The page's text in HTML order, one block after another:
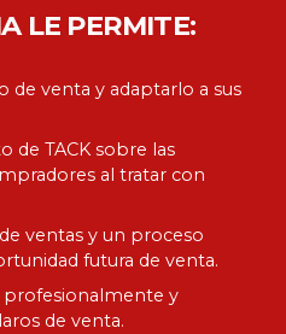
LE PERMITE:
de venta y adaptarlo a sus
de TACK sobre las
al tratar con
ventas y un proceso
futura de venta.
profesionalmente y
de venta.